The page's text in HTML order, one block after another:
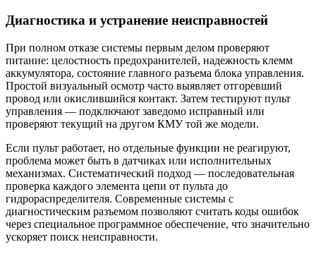
Диагностика и устранение неисправностей
При полном отказе системы первым делом проверяют
питание: целостность предохранителей, надежность клемм
аккумулятора, состояние главного разъема блока управления.
Простой визуальный осмотр часто выявляет отгоревший
провод или окислившийся контакт. Затем тестируют пульт
управления — подключают заведомо исправный или
проверяют текущий на другом КМУ той же модели.
Если пульт работает, но отдельные функции не реагируют,
проблема может быть в датчиках или исполнительных
механизмах. Систематический подход — последовательная
проверка каждого элемента цепи от пульта до
гидрораспределителя. Современные системы с
диагностическим разъемом позволяют считать коды ошибок
через специальное программное обеспечение, что значительно
ускоряет поиск неисправности.